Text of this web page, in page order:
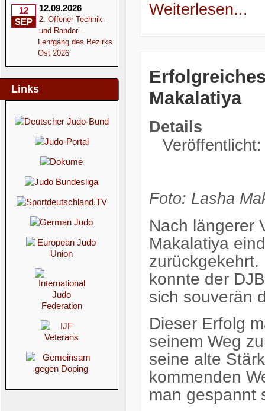
12
SEP
12.09.2026
2. Offener Technik-
und Randori-
Lehrgang des Bezirks
Ost 2026
Links
Weiterlesen...
Makalatiya
Details
Foto: Lasha
Nach längerer
Makalatiya
zurückgekehrt.
konnte der
sich souverän
Dieser Erfolg
seinem Weg
seine alte
kommenden
man gespannt